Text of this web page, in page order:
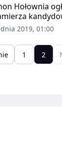
Hołownia
partii.
Kościoła
2019, 01:00
1 2